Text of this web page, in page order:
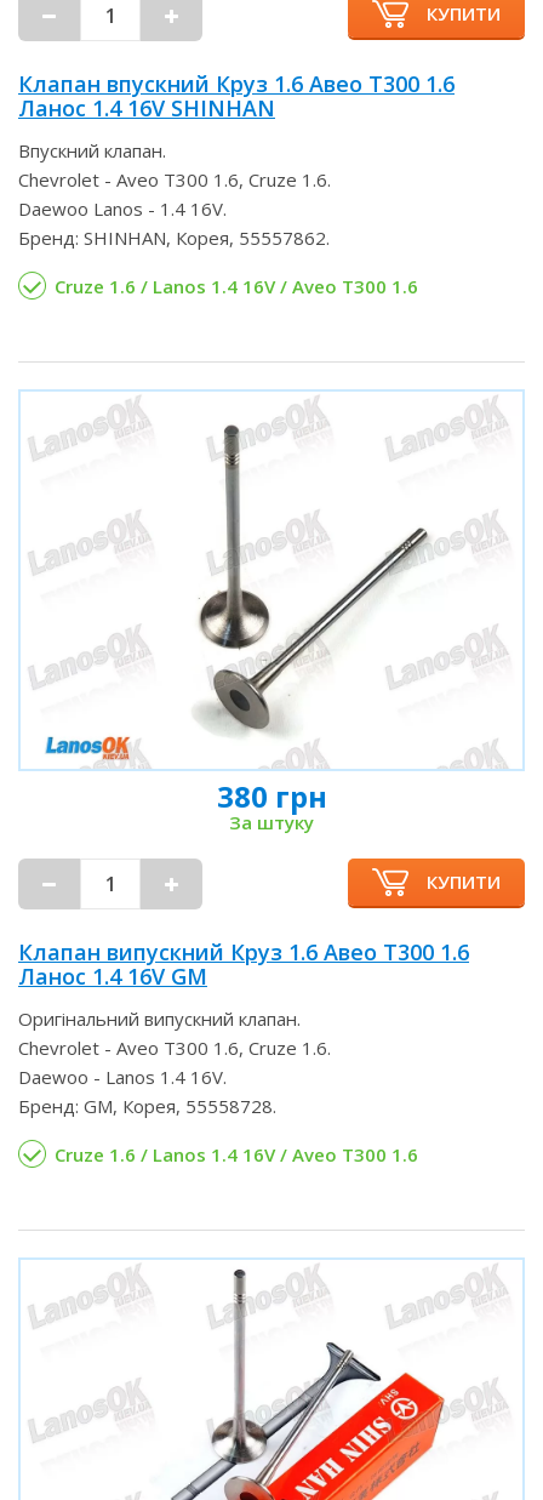
КУПИТИ
Клапан впускний Круз 1.6 Авео Т300 1.6
Ланос 1.4 16V SHINHAN
Впускний клапан.
Chevrolet - Aveo T300 1.6, Cruze 1.6.
Daewoo Lanos - 1.4 16V.
Бренд: SHINHAN, Корея, 55557862.
Cruze 1.6 / Lanos 1.4 16V / Aveo T300 1.6
380 грн
За штуку
КУПИТИ
Клапан випускний Круз 1.6 Авео Т300 1.6
Ланос 1.4 16V GM
Оригінальний випускний клапан.
Chevrolet - Aveo T300 1.6, Cruze 1.6.
Daewoo - Lanos 1.4 16V.
Бренд: GM, Корея, 55558728.
Cruze 1.6 / Lanos 1.4 16V / Aveo T300 1.6